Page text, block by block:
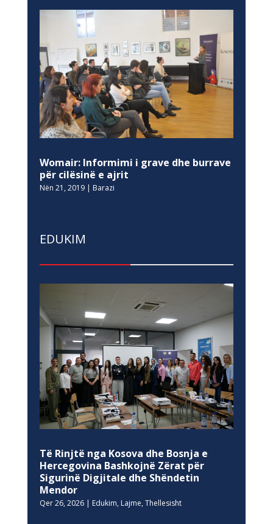
Womair: Informimi i grave dhe burrave
për cilësinë e ajrit
Nën 21, 2019| Barazi
EDUKIM
Të Rinjtë nga Kosova dhe Bosnja e
Hercegovina Bashkojnë Zërat për
Sigurinë Digjitale dhe Shëndetin
Mendor
Qer 26, 2026| Edukim, Lajme, Thellesisht